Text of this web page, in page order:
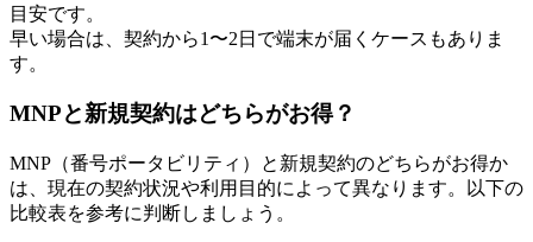
目安です。
早い場合は、契約から1〜2日で端末が届くケースもありま
す。
MNPと新規契約はどちらがお得？
MNP（番号ポータビリティ）と新規契約のどちらがお得か
は、現在の契約状況や利用目的によって異なります。以下の
比較表を参考に判断しましょう。